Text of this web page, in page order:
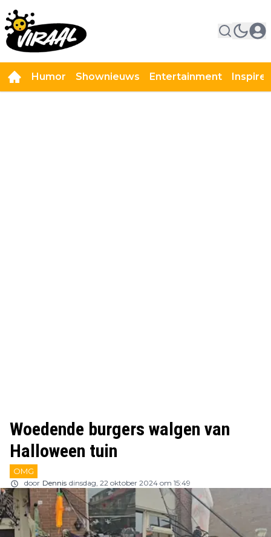
Humor Shownieuws Entertainment
Woedende burgers walgen van
Halloween tuin
OMG
door Dennis dinsdag, 22 oktober 2024 om 15:49